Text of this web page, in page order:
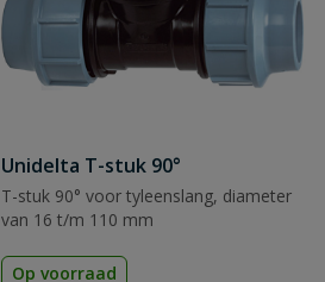
Unidelta T-stuk 90°
T-stuk 90° voor tyleenslang, diameter
van 16 t/m 110 mm
Op voorraad